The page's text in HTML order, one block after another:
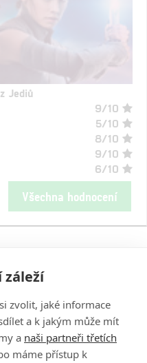
Jediů
9/10
5/10
8/10
9/10
6/10
Všechna hodnocení
záleží
zvolit, jaké informace
a k jakým může mít
a naši partneři třetích
máme přístup k